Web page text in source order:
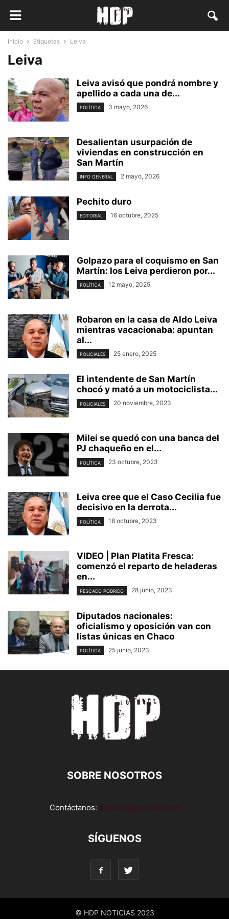
Inicio Etiquetas Leiva
Leiva
Leiva avisó que pondrá nombre y
apellido a cada una de...
POLÍTICA 3 mayo, 2026
Desalientan usurpación de
viviendas en construcción en
San Martín
INFO GENERAL 2 mayo, 2026
Pechito duro
EDITORIAL 16 octubre, 2025
Golpazo para el coquismo en San
Martín: los Leiva perdieron por...
POLÍTICA 12 mayo, 2025
Robaron en la casa de Aldo Leiva
mientras vacacionaba: apuntan
al...
POLICIALES 25 enero, 2025
El intendente de San Martín
chocó y mató a un motociclista...
POLICIALES 20 noviembre, 2023
Milei se quedó con una banca del
PJ chaqueño en el...
POLÍTICA 23 octubre, 2023
Leiva cree que el Caso Cecilia fue
decisivo en la derrota...
POLÍTICA 18 octubre, 2023
VIDEO | Plan Platita Fresca:
comenzó el reparto de heladeras
en...
PESCADO PODRIDO 28 junio, 2023
Diputados nacionales:
oficialismo y oposición van con
listas únicas en Chaco
POLÍTICA 25 junio, 2023
SOBRE NOSOTROS
Contáctanos: contact@yoursite.com
SÍGUENOS
© HDP NOTICIAS 2023